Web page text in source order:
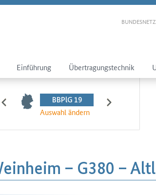
Einführung Übertragungstechnik
BBPlG 19
Auswahl ändern
– G380 –